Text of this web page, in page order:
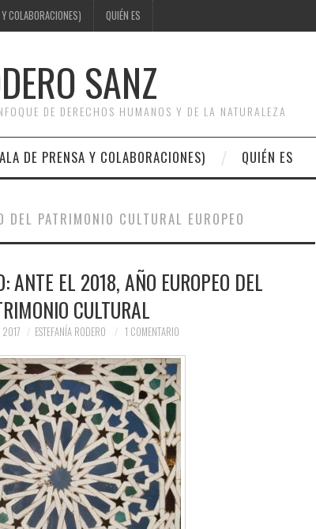
COLABORACIONES) QUIÉN ES
SANZ
DE DERECHOS HUMANOS Y DE LA NATURALEZA
DE PRENSA Y COLABORACIONES) QUIÉN ES
DEL PATRIMONIO CULTURAL EUROPEO
ANTE EL 2018, AÑO EUROPEO DEL
CULTURAL
2017 ESTEFANÍA RODERO 1 COMENTARIO